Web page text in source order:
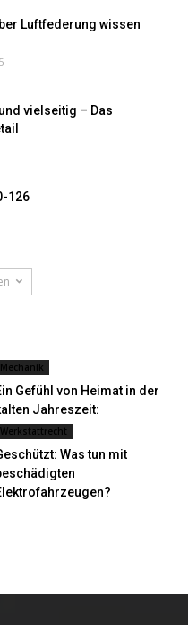
Luftfederung wissen
vielseitig – Das
126
Mechanik
Gefühl von Heimat in der
Jahreszeit:
Werkstattrecht
Was tun mit